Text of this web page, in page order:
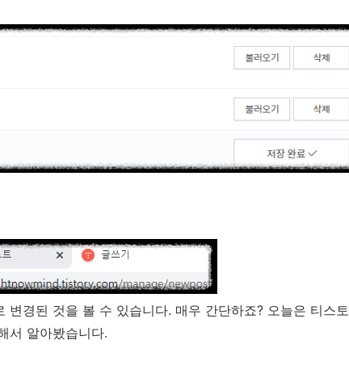
변경된 것을 볼 수 있습니다. 매우 간단하죠? 오늘은 티스토
서 알아봤습니다.